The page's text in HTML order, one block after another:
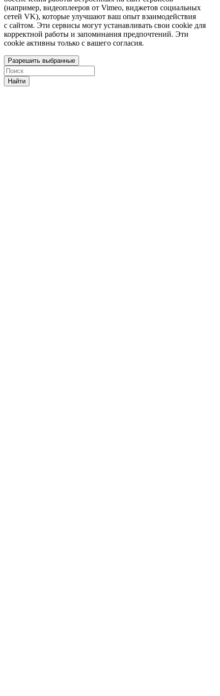
(например, видеоплееров от Vimeo, виджетов социальных
сетей VK), которые улучшают ваш опыт взаимодействия
с сайтом. Эти сервисы могут устанавливать свои cookie для
корректной работы и запоминания предпочтений. Эти
cookie активны только с вашего согласия.
Разрешить выбранные
Найти